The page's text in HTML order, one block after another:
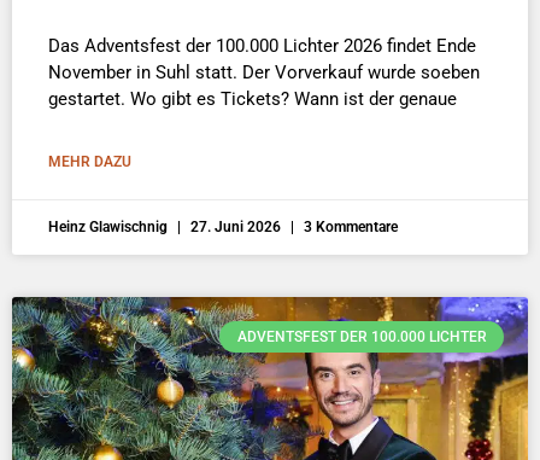
Das Adventsfest der 100.000 Lichter 2026 findet Ende
November in Suhl statt. Der Vorverkauf wurde soeben
gestartet. Wo gibt es Tickets? Wann ist der genaue
MEHR DAZU
Heinz Glawischnig 27. Juni 2026 3 Kommentare
ADVENTSFEST DER 100.000 LICHTER